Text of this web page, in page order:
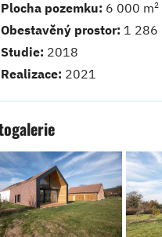
Plocha pozemku: 6 000 m2
Obestavěný prostor: 1 286
Studie: 2018
Realizace: 2021